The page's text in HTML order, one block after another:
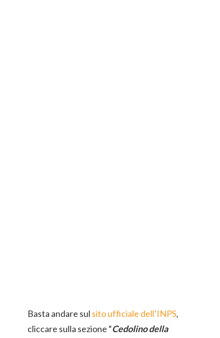
Basta andare sul sito ufficiale dell’INPS,
cliccare sulla sezione “Cedolino della